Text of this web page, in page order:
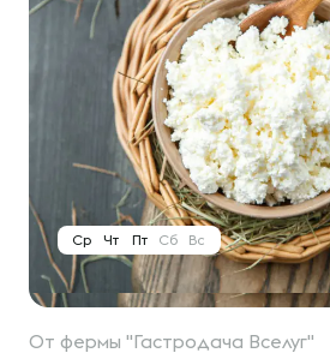
Ср Чт Пт Сб Вс
От фермы "Гастродача Вселуг"